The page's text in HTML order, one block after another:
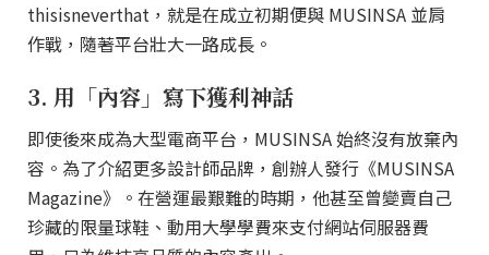
thisisneverthat，就是在成立初期便與 MUSINSA 並肩
作戰，隨著平台壯大一路成長。
3. 用「內容」寫下獲利神話
即使後來成為大型電商平台，MUSINSA 始終沒有放棄內
容。為了介紹更多設計師品牌，創辦人發行《MUSINSA
Magazine》。在營運最艱難的時期，他甚至曾變賣自己
珍藏的限量球鞋、動用大學學費來支付網站伺服器費